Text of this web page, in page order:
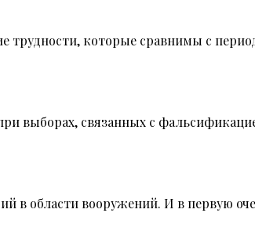
трудности, которые сравнимы с
выборах, связанных с
в области вооружений. И в первую